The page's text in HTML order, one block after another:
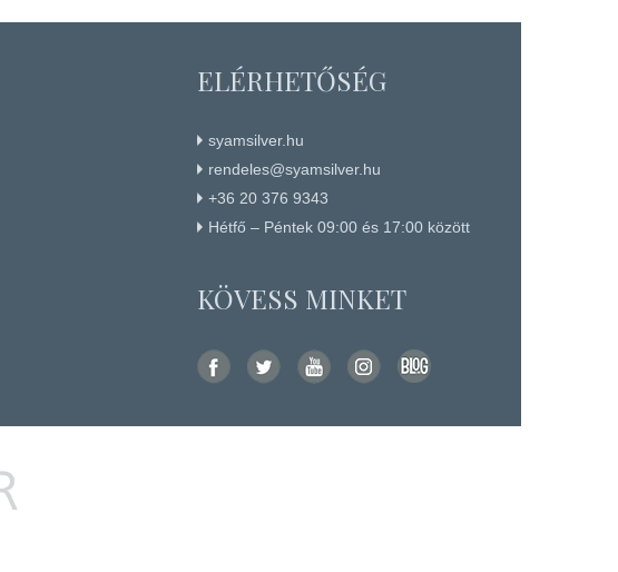
ELÉRHETŐSÉG
syamsilver.hu
rendeles@syamsilver.hu
+36 20 376 9343
Hétfő – Péntek 09:00 és 17:00 között
KÖVESS MINKET